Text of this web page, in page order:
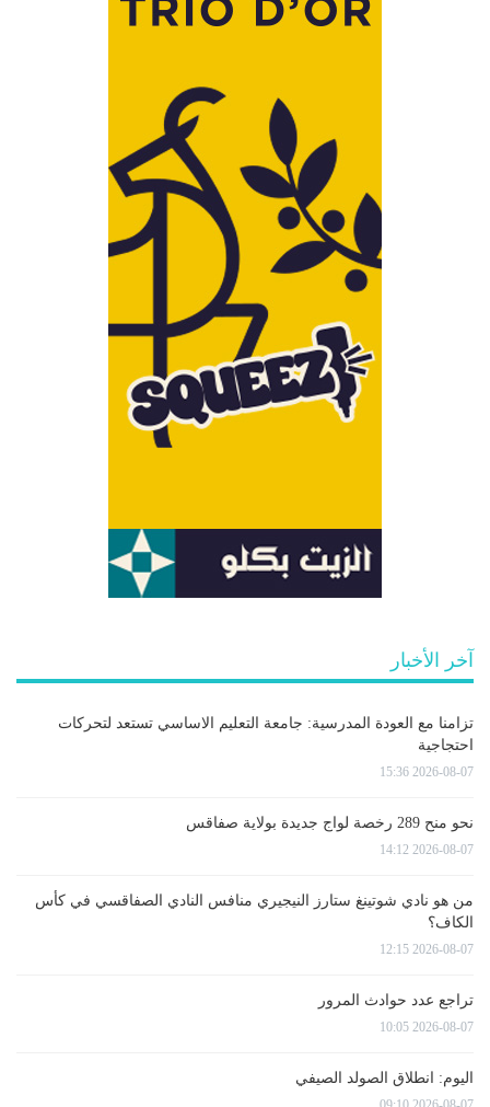
آخر الأخبار
تزامنا مع العودة المدرسية: جامعة التعليم الاساسي تستعد لتحركات
احتجاجية
2026-08-07 15:36
نحو منح 289 رخصة لواج جديدة بولاية صفاقس
2026-08-07 14:12
من هو نادي شوتينغ ستارز النيجيري منافس النادي الصفاقسي في كأس
الكاف؟
2026-08-07 12:15
تراجع عدد حوادث المرور
2026-08-07 10:05
اليوم: انطلاق الصولد الصيفي